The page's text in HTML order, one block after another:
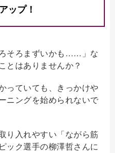
ップ！
そろまずいかも……」な
とはありませんか？
っていても、きっかけや
ニングを始められないで
り入れやすい「ながら筋
ック選手の柳澤哲さんに